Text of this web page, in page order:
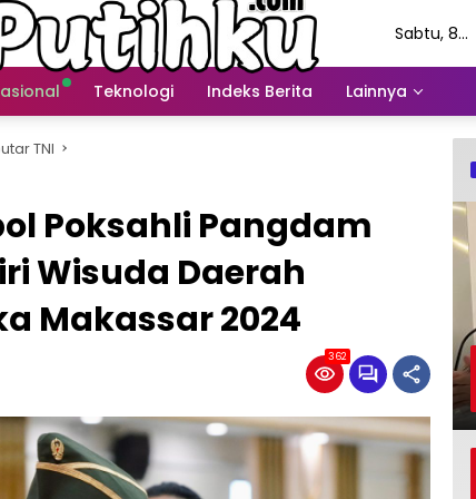
Sabtu, 8
Teknologi Indeks Berita Lainnya
TNI
Poksahli Pangdam
Wisuda Daerah
Makassar 2024
362